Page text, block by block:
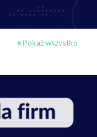
Pokaż wszystko